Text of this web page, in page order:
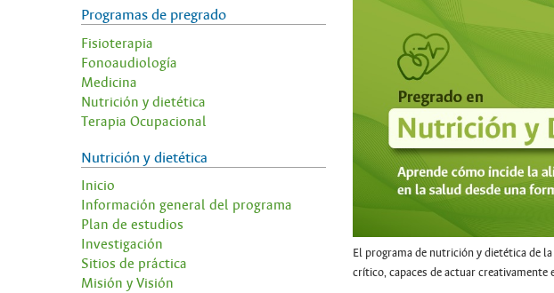
Programas de pregrado
Fisioterapia
Fonoaudiología
Medicina
Nutrición y dietética
Terapia Ocupacional
Nutrición y dietética
Inicio
Información general del programa
Plan de estudios
Investigación
Sitios de práctica
Misión y Visión
El programa de nutrición y dietética de
crítico, capaces de actuar